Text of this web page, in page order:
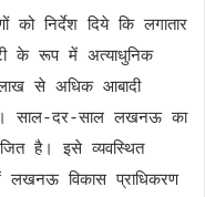
को निर्देश दिये कि लगातार
के रूप में अत्याधुनिक
से अधिक आबादी
साल-दर-साल लखनऊ का
है। इसे व्यवस्थित
विकास प्राधिकरण